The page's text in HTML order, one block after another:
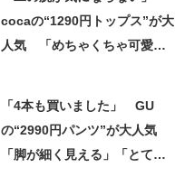
cocaの“1290円トップス”が大
人気 「めちゃくちゃ可愛
「4本も買いました」 GU
の“2990円パンツ”が大人気
「脚が細く見える」「とても